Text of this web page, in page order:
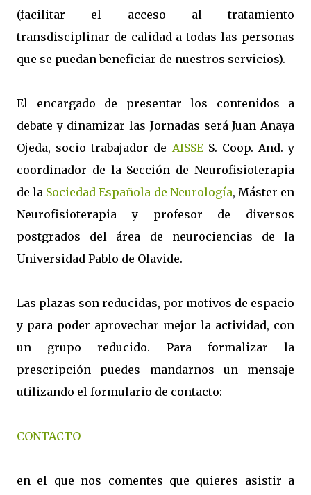
(facilitar el acceso al tratamiento
transdisciplinar de calidad a todas las personas
que se puedan beneficiar de nuestros servicios).
El encargado de presentar los contenidos a
debate y dinamizar las Jornadas será Juan Anaya
Ojeda, socio trabajador de AISSES. Coop. And. y
coordinador de la Sección de Neurofisioterapia
de la Sociedad Española de Neurología, Máster en
Neurofisioterapia y profesor de diversos
postgrados del área de neurociencias de la
Universidad Pablo de Olavide.
Las plazas son reducidas, por motivos de espacio
y para poder aprovechar mejor la actividad, con
un grupo reducido. Para formalizar la
prescripción puedes mandarnos un mensaje
utilizando el formulario de contacto:
CONTACTO
en el que nos comentes que quieres asistir a